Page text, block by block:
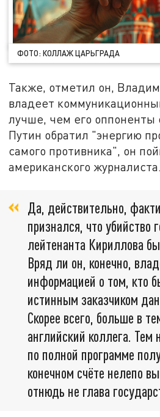
ФОТО: КОЛЛАЖ ЦАРЬГРАДА
Также, отметил он,
владеет
лучше, чем его оппоненты
Путин обратил "энергию
самого противника", он
американского журналиста.
Да, действительно,
признался, что убийство
лейтенанта Кириллова
Вряд ли он, конечно,
информацией о том, кто
истинным заказчиком
Скорее всего, больше в
английский коллега. Тем
по полной программе
конечном счёте нелепо
отнюдь не глава